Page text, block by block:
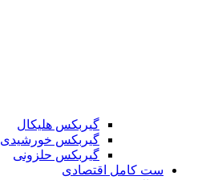
گیربکس هلیکال
گیربکس خورشیدی
گیربکس حلزونی
ست کامل اقتصادی